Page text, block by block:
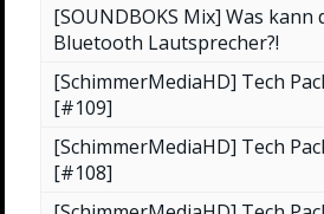
[SOUNDBOKS Mix] Was kann
Bluetooth Lautsprecher?!
[SchimmerMediaHD] Tech
[#109]
[SchimmerMediaHD] Tech
[#108]